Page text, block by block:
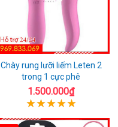
Chày rung lưỡi liếm Leten 2
trong 1 cực phê
1.500.000₫